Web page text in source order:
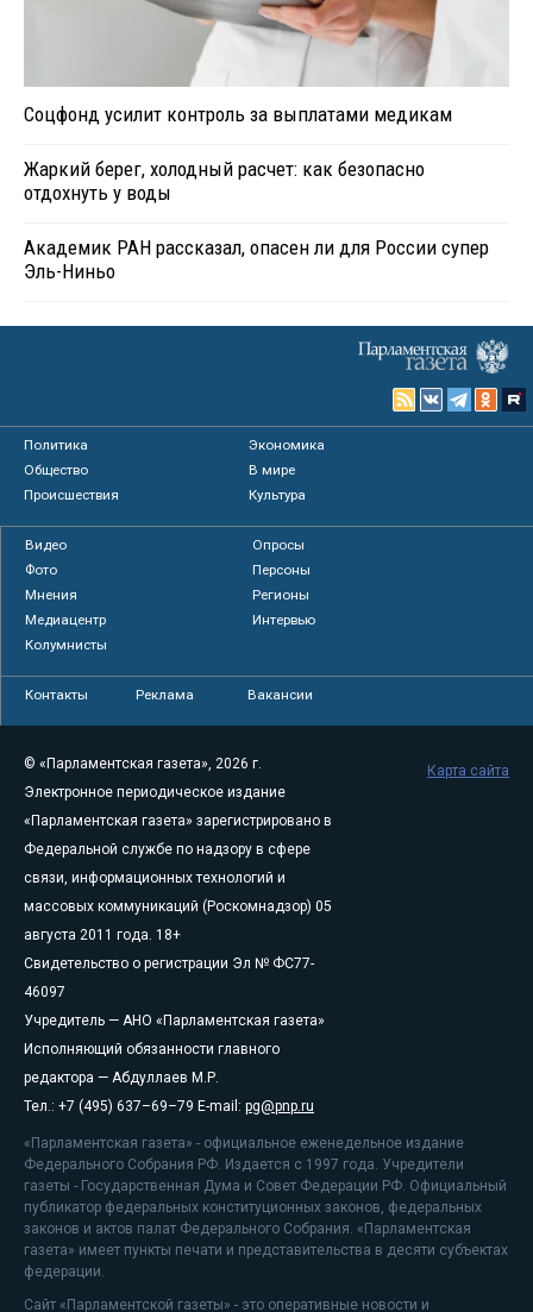
Соцфонд усилит контроль за выплатами медикам
Жаркий берег, холодный расчет: как безопасно
отдохнуть у воды
Академик РАН рассказал, опасен ли для России супер
Эль-Ниньо
Политика
Экономика
Общество
В мире
Происшествия
Культура
Видео
Опросы
Фото
Персоны
Мнения
Регионы
Медиацентр
Интервью
Колумнисты
Контакты Реклама Вакансии
© «Парламентская газета», 2026 г.
Электронное периодическое издание
«Парламентская газета» зарегистрировано в
Федеральной службе по надзору в сфере
связи, информационных технологий и
массовых коммуникаций (Роскомнадзор) 05
августа 2011 года. 18+
Свидетельство о регистрации Эл № ФС77-
46097
Учредитель — АНО «Парламентская газета»
Исполняющий обязанности главного
редактора — Абдуллаев М.Р.
Тел.: +7 (495) 637–69–79 E-mail: pg@pnp.ru
«Парламентская газета» - официальное еженедельное издание
Федерального Собрания РФ. Издается с 1997 года. Учредители
газеты - Государственная Дума и Совет Федерации РФ. Официальный
публикатор федеральных конституционных законов, федеральных
законов и актов палат Федерального Собрания. «Парламентская
газета» имеет пункты печати и представительства в десяти субъектах
федерации.
Сайт «Парламентской газеты» - это оперативные новости и
Карта сайта